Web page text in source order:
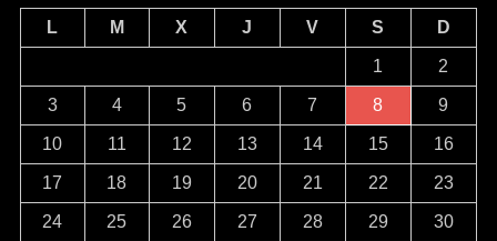
L
M X J V S D
1 2
3 4 5 6 7 8 9
10 11 12 13 14 15 16
17 18 19 20 21 22 23
24 25 26 27 28 29 30